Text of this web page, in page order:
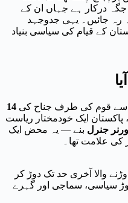
جگہ درکار ہے جہاں ان کے
رہ جائیں۔ یہی جدوجہد
کے قیام کی سیاسی بنیاد
سے قوم کی طرف جناح کی
ایک خودمختار ریاست
جنرل بنے — یہ محض ایک
کی علامت تھا۔
والا آخری حد تک دوڑ کر
سیاسی، سماجی اور گہرے